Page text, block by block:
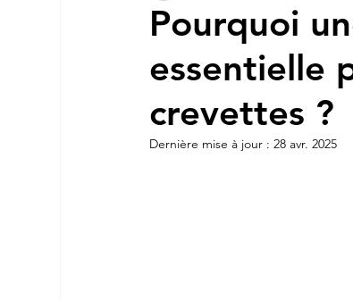
Pourquoi
essentielle
crevettes ?
Dernière mise à jour :28 avr. 2025